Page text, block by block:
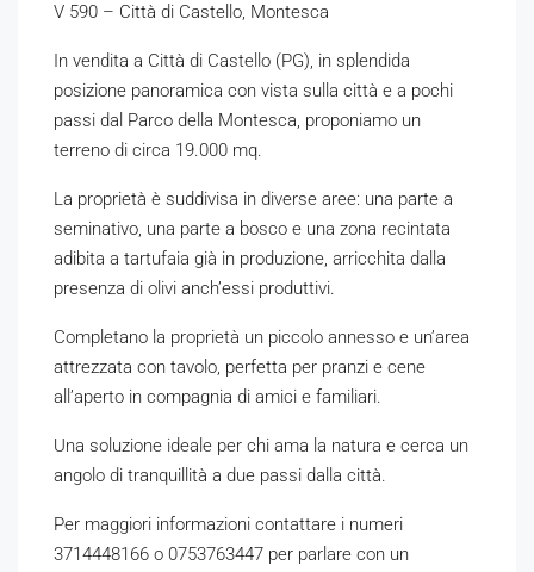
V 590 – Città di Castello, Montesca
In vendita a Città di Castello (PG), in splendida
posizione panoramica con vista sulla città e a pochi
passi dal Parco della Montesca, proponiamo un
terreno di circa 19.000 mq.
La proprietà è suddivisa in diverse aree: una parte a
seminativo, una parte a bosco e una zona recintata
adibita a tartufaia già in produzione, arricchita dalla
presenza di olivi anch’essi produttivi.
Completano la proprietà un piccolo annesso e un’area
attrezzata con tavolo, perfetta per pranzi e cene
all’aperto in compagnia di amici e familiari.
Una soluzione ideale per chi ama la natura e cerca un
angolo di tranquillità a due passi dalla città.
Per maggiori informazioni contattare i numeri
3714448166 o 0753763447 per parlare con un